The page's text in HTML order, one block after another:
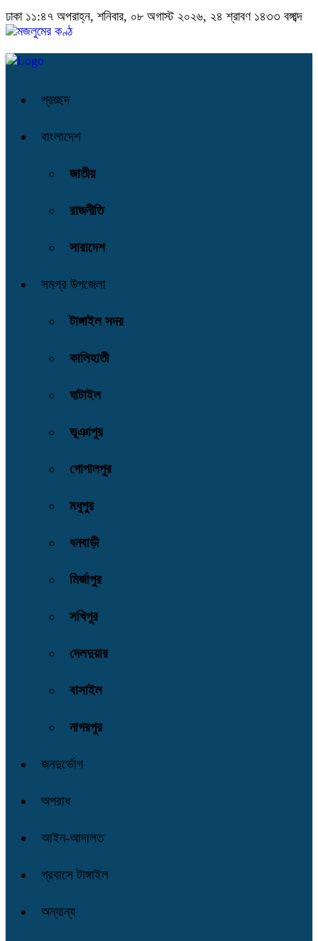
ঢাকা ১১:৪৭ অপরাহ্ন, শনিবার, ০৮ অগাস্ট ২০২৬, ২৪ শ্রাবণ ১৪৩৩ বঙ্গাব্দ
প্রচ্ছদ
বাংলাদেশ
জাতীয়
রাজনীতি
সারাদেশ
সমগ্র উপজেলা
টাঙ্গাইল সদর
কালিহাতী
ঘাটাইল
ভূঞাপুর
গোপালপুর
মধুপুর
ধনবাড়ী
মির্জাপুর
সখিপুর
দেলদুয়ার
বাসাইল
নাগরপুর
জনদুর্ভোগ
অপরাধ
আইন-আদালত
প্রবাসে টাঙ্গাইল
অন্যান্য